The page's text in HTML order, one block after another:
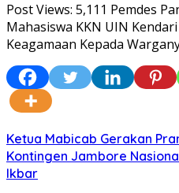
Post Views: 5,111 Pemdes
Mahasiswa KKN UIN
Keagamaan Kepada
Ketua Mabicab Gerakan
Kontingen Jambore
Ikbar